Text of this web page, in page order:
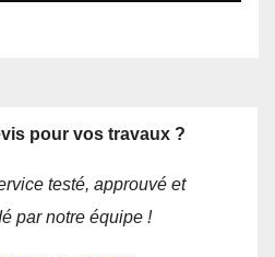
pour vos travaux ?
testé, approuvé et
par notre équipe !